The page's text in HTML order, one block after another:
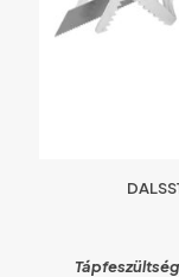
Tápfeszültség